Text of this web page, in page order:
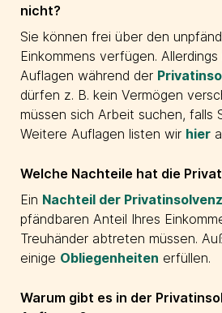
nicht?
Sie können frei über den
Einkommens verfügen.
Auflagen während der
dürfen z. B. kein Vermögen
müssen sich Arbeit suchen, falls
Weitere Auflagen listen wir hier
Welche Nachteile hat die
Ein Nachteil der Privatinsolvenz
pfändbaren Anteil Ihres
Treuhänder abtreten müssen.
einige Obliegenheiten erfüllen.
Warum gibt es in der